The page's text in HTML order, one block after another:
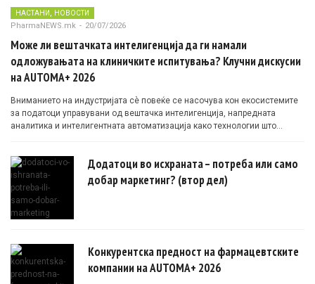
НАСТАНИ, НОВОСТИ
PharmaNEWS.mk - 20/07/2026
Може ли вештачката интелигенција да ги намали
одложувањата на клиничките испитувања? Клучни дискусии
на AUTOMA+ 2026
Вниманието на индустријата сè повеќе се насочува кон екосистемите
за податоци управувани од вештачка интелигенција, напредната
аналитика и интелигентната автоматизација како технологии што
Додатоци во исхраната – потреба или само
добар маркетинг? (втор дел)
Конкурентска предност на фармацевтските
компании на AUTOMA+ 2026